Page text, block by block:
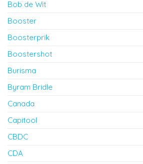
Bob de Wit
Booster
Boosterprik
Boostershot
Burisma
Byram Bridle
Canada
Capitool
CBDC
CDA